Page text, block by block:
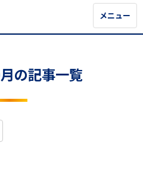
メニュー
メニュー
の記事一覧